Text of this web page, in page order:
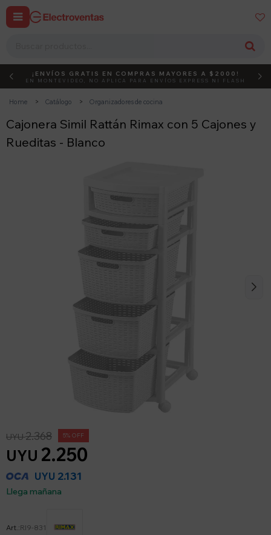
 
DEBUT ACTIVÁ EL CÓDIGO
¡ENVÍOS GRATIS EN COMPRAS MAYORES A $2000!
EN MONTEVIDEO, NO APLICA PARA ENVÍOS EXPRESS NI FLASH
Home Catálogo Organizadores de cocina
Cajonera Simil Rattán Rimax con 5 Cajones y
Rueditas - Blanco
UYU 2.250
UYU2.368 5
UYU 2.131
Llega mañana
RI9-831